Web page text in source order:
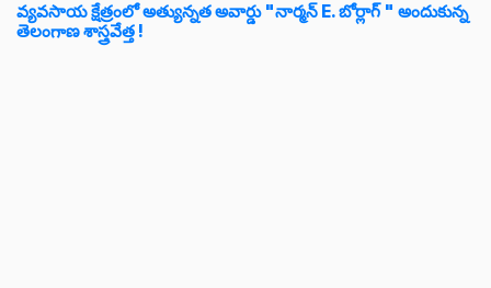
వ్యవసాయ క్షేత్రంలో అత్యున్నత అవార్డు "నార్మన్ E. బోర్లాగ్ " అందుకున్న
తెలంగాణ శాస్త్రవేత్త !